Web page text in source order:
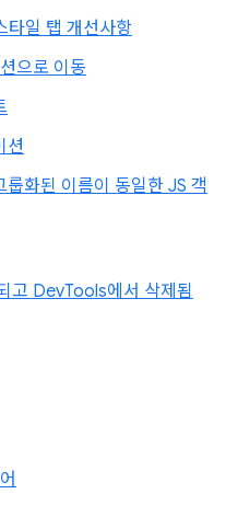
타일 탭 개선사항
으로 이동
션
화된 이름이 동일한 JS 객
고 DevTools에서 삭제됨